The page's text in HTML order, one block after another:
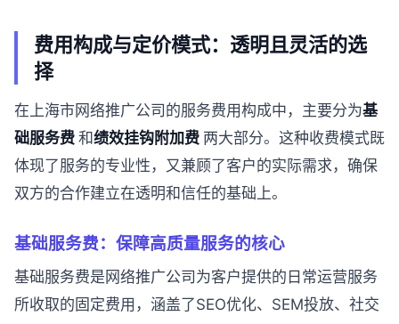
费用构成与定价模式：透明且灵活的选
择
在上海市网络推广公司的服务费用构成中，主要分为基
础服务费 和绩效挂钩附加费 两大部分。这种收费模式既
体现了服务的专业性，又兼顾了客户的实际需求，确保
双方的合作建立在透明和信任的基础上。
基础服务费：保障高质量服务的核心
基础服务费是网络推广公司为客户提供的日常运营服务
所收取的固定费用，涵盖了SEO优化、SEM投放、社交